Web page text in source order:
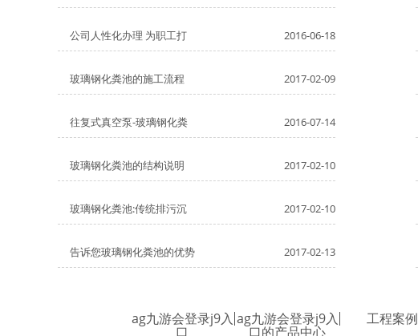
公司人性化办理 为职工打 2016-06-18
玻璃钢化粪池的施工流程 2017-02-09
往复式真空泵-玻璃钢化粪 2016-07-14
玻璃钢化粪池的结构说明 2017-02-10
玻璃钢化粪池:传统排污沉 2017-02-10
告诉您玻璃钢化粪池的优势 2017-02-13
ag九游会登录j9入
口
ag九游会登录j9入
口的产品中心
工程案例